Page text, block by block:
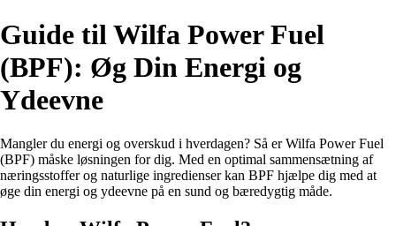
Guide til Wilfa Power Fuel
(BPF): Øg Din Energi og
Ydeevne
Mangler du energi og overskud i hverdagen? Så er Wilfa Power Fuel
(BPF) måske løsningen for dig. Med en optimal sammensætning af
næringsstoffer og naturlige ingredienser kan BPF hjælpe dig med at
øge din energi og ydeevne på en sund og bæredygtig måde.